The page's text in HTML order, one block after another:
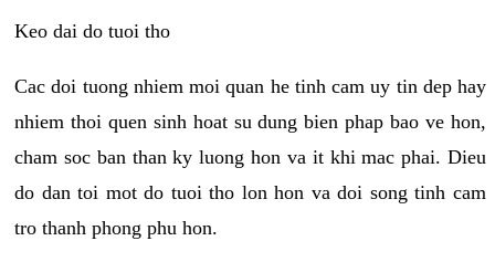
Keo dai do tuoi tho
Cac doi tuong nhiem moi quan he tinh cam uy tin dep hay
nhiem thoi quen sinh hoat su dung bien phap bao ve hon,
cham soc ban than ky luong hon va it khi mac phai. Dieu
do dan toi mot do tuoi tho lon hon va doi song tinh cam
tro thanh phong phu hon.